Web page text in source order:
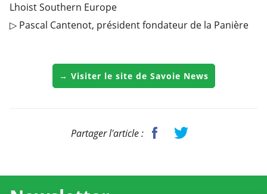
Lhoist Southern Europe
▷ Pascal Cantenot, président fondateur de la Panière
→ Visiter le site de Savoie News
Partager l'article :